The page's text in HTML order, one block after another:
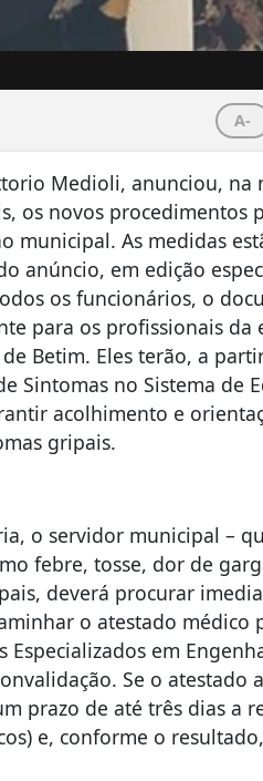
A-
Medioli, anunciou, na
os novos
municipal. As medidas
anúncio, em edição
os funcionários, o
para os profissionais
Betim. Eles terão, a
Sintomas no Sistema de
acolhimento e
gripais.
o servidor municipal –
febre, tosse, dor de
deverá procurar
o atestado médico
Especializados em
Se o
prazo de até três dias a
e, conforme o